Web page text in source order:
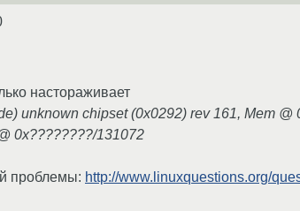
настораживает
unknown chipset (0x0292) rev 161, Mem
0x????????/131072
проблемы: http://www.linuxquestions.org/